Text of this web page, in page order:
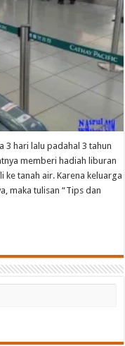
3 hari lalu padahal 3 tahun
memberi hadiah liburan
ke tanah air. Karena keluarga
maka tulisan “Tips dan